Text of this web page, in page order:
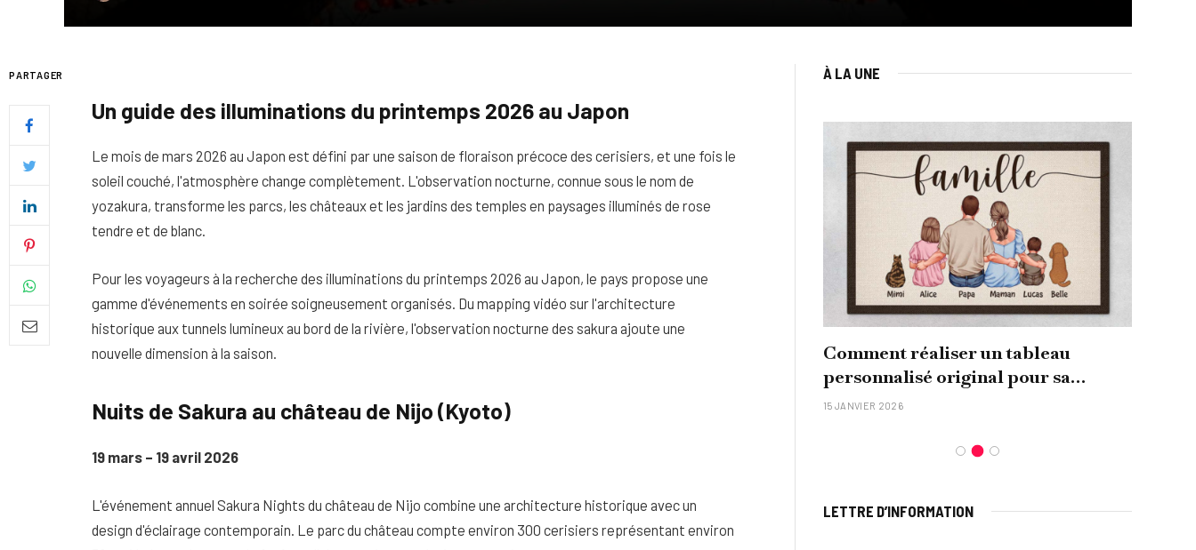
PARTAGER
Un guide des illuminations du printemps 2026 au Japon
Le mois de mars 2026 au Japon est défini par une saison de floraison précoce des cerisiers, et une fois le
soleil couché, l'atmosphère change complètement. L'observation nocturne, connue sous le nom de
yozakura, transforme les parcs, les châteaux et les jardins des temples en paysages illuminés de rose
tendre et de blanc.
Pour les voyageurs à la recherche des illuminations du printemps 2026 au Japon, le pays propose une
gamme d'événements en soirée soigneusement organisés. Du mapping vidéo sur l'architecture
historique aux tunnels lumineux au bord de la rivière, l'observation nocturne des sakura ajoute une
nouvelle dimension à la saison.
Nuits de Sakura au château de Nijo (Kyoto)
19 mars – 19 avril 2026
L'événement annuel Sakura Nights du château de Nijo combine une architecture historique avec un
design d'éclairage contemporain. Le parc du château compte environ 300 cerisiers représentant environ
À LA UNE
Quel soin adopter pour une peau
26 NOVEMBRE 2025 4 JUIN 2026
Comment réaliser un tableau
personnalisé original pour sa
famille ?
15 JANVIER 2026
LETTRE D’INFORMATION